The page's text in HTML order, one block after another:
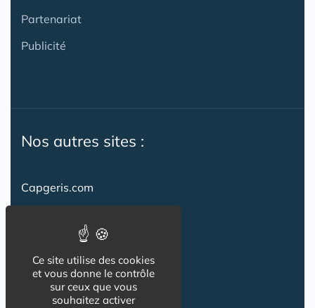
Partenariat
Publicité
Nos autres sites :
Capgeris.com
Emploi-formation-sante.com
Seniorissimmo.com
Creche-et-naissance.com
Ce site utilise des cookies
et vous donne le contrôle
sur ceux que vous
souhaitez activer